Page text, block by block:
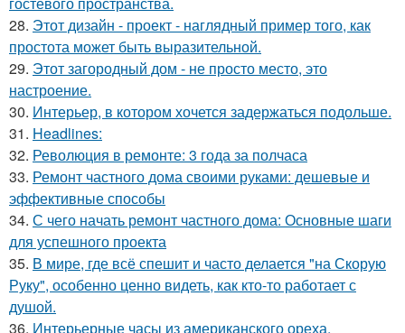
28. Этот дизайн - проект - наглядный пример того, как
простота может быть выразительной.
29. Этот загородный дом - не просто место, это
настроение.
30. Интерьер, в котором хочется задержаться подольше.
31. Headlines:
32. Революция в ремонте: 3 года за полчаса
33. Ремонт частного дома своими руками: дешевые и
эффективные способы
34. С чего начать ремонт частного дома: Основные шаги
для успешного проекта
35. В мире, где всё спешит и часто делается "на Скорую
Руку", особенно ценно видеть, как кто-то работает с
душой.
36. Интерьерные часы из американского ореха.